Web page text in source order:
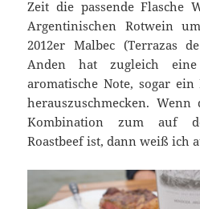
Zeit die passende Flasche
Argentinischen Rotwein
2012er Malbec (Terrazas
Anden hat zugleich
aromatische Note, sogar
herauszuschmecken.
Kombination zum auf
Roastbeef ist, dann weiß ich